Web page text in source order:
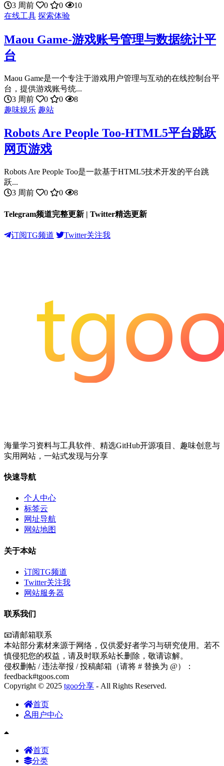
3 周前
0 0
10
在线工具 探索体验
Maou Game-游戏账号管理与数据统计平
台
Maou Game是一个专注于游戏用户管理与互动的在线控制台平
台，提供游戏账号统...
3 周前
0 0
8
趣味娱乐 趣站
Robots Are People Too-HTML5平台跳跃
网页游戏
Robots Are People Too是一款基于HTML5技术开发的平台跳
跃...
3 周前
0 0 8
Telegram频道完整更新 | Twitter精选更新
订阅TG频道 Twitter关注我
海量学习资料与工具软件、精选GitHub开源项目、趣味创意与
实用网站，一站式发现与分享
快速导航
个人中心
标签云
网址导航
网站地图
关于本站
订阅TG频道
Twitter关注我
网站服务器
联系我们
📧请邮箱联系
本站部分素材来源于网络，仅供爱好者学习与研究使用。若不
慎侵犯您的权益，请及时联系站长删除，敬请谅解。
侵权删帖 / 违法举报 / 投稿邮箱（请将 # 替换为 @）：
feedback#tgoos.com
Copyright © 2025 tgoo分享 - All Rights Reserved.
首页
用户中心
首页
分类